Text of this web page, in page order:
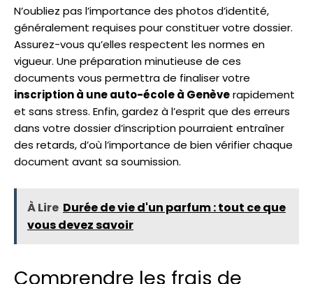
N’oubliez pas l’importance des photos d’identité,
généralement requises pour constituer votre dossier.
Assurez-vous qu’elles respectent les normes en
vigueur. Une préparation minutieuse de ces
documents vous permettra de finaliser votre
inscription à une auto-école à Genèverapidement
et sans stress. Enfin, gardez à l’esprit que des erreurs
dans votre dossier d’inscription pourraient entraîner
des retards, d’où l’importance de bien vérifier chaque
document avant sa soumission.
À Lire Durée de vie d'un parfum : tout ce que
vous devez savoir
Comprendre les frais de